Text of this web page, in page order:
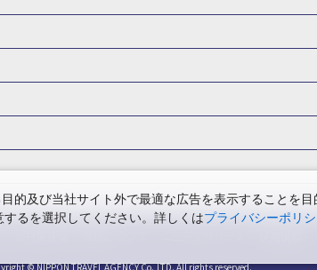
甲信越 山梨県 新潟県 長野県 東海 静岡県
奈良県 和歌山県 四国 徳島県 高知県 香川県
都ホテル・旅館 神奈川県ホテル・旅館
埼玉県ホ
ル・旅館 群馬県ホテル・旅館
富山県ホテ
ル・旅館 奈良県ホテル・旅館
和歌山県ホテル・
ル・旅館 山口県ホテル・旅館
福岡県ホテ
ル・旅館 大分県ホテル・旅館
宮崎県ホテル・旅館
道) 東北 花巻温泉(岩手) 蔵王温泉(山形)
かみ
和倉温泉(石川) 宇奈月温泉(富山) あわら温泉(
東海 浜名湖かんざんじ温泉(静岡) 下呂温泉(岐阜)
(愛媛) 九州 雲仙温泉(長崎) 黒川温泉(熊本) 嬉
・ツアー 神奈川旅行・ツアー 埼玉旅行・ツアー
ー 北陸 富山旅行・ツアー 石川旅行・ツアー
行・ツアー 東海 静岡旅行・ツアー
岐阜旅行・
・ツアー 京都旅行・ツアー 大阪旅行・ツアー
行・ツアー 高知旅行・ツアー 香川旅行・ツアー
夏休み・お盆の国内旅行 7月の国内旅行
8月の
葉旅行 クリスマスの国内旅行
年末年始・お正月
© NIPPON TRAVEL AGENCY Co.,LTD. All rights reserved.
的及び当社サイト外で最適な広告を表示することを
るを選択してください。詳しくはプライバシーポリ